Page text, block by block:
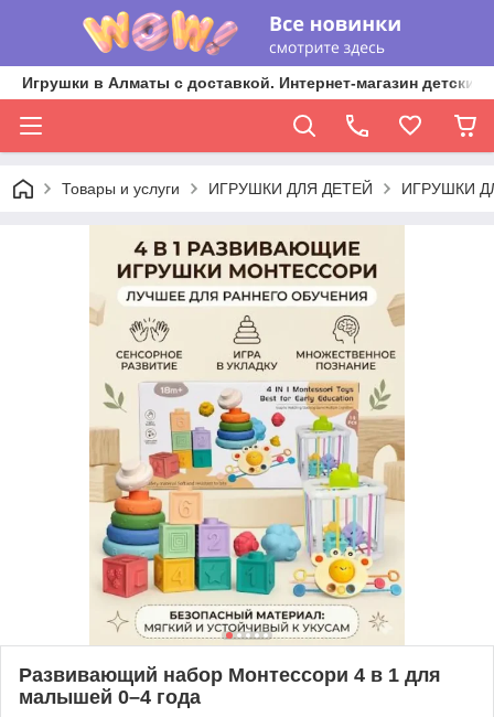
Игрушки в Алматы с доставкой. Интернет-магазин
Товары и услуги ИГРУШКИ ДЛЯ ДЕТЕЙ ИГРУШКИ
Развивающий набор Монтессори 4 в 1 для
малышей 0–4 года